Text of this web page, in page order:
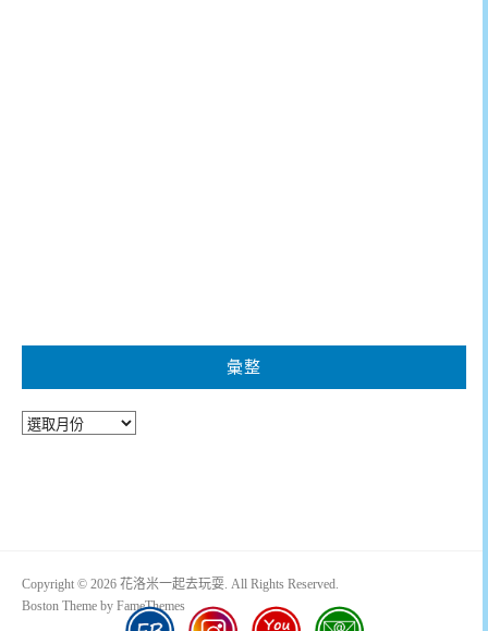
彙整
彙
Copyright © 2026 花洛米一起去玩耍. All Rights Reserved.
Boston Theme by FameThemes